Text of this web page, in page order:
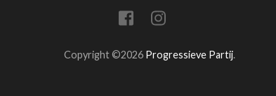
Copyright ©2026 Progressieve Partij.